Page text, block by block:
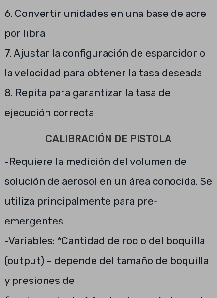
6. Convertir unidades en una base de acre
por libra
7. Ajustar la configuración de esparcidor o
la velocidad para obtener la tasa deseada
8. Repita para garantizar la tasa de
ejecución correcta
CALIBRACIÓN DE PISTOLA
-Requiere la medición del volumen de
solución de aerosol en un área conocida. Se
utiliza principalmente para pre-
emergentes
-Variables: *Cantidad de rocio del boquilla
(output) – depende del tamaño de boquilla
y presiones de